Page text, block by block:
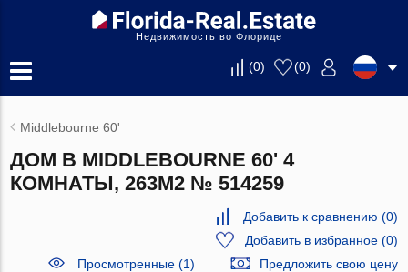
Недвижимость во Флориде
(0) (0)
Middlebourne 60'
ДОМ В MIDDLEBOURNE 60' 4
КОМНАТЫ, 263М2 № 514259
Добавить к сравнению (0)
Добавить в избранное(0)
Просмотренные (1)
Предложить свою цену